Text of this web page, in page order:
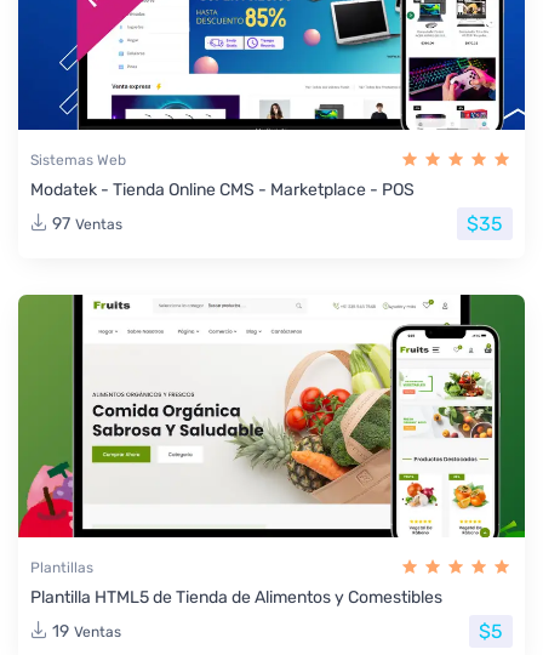
Sistemas Web
Modatek - Tienda Online CMS - Marketplace - POS
97 Ventas $35
Plantillas
Plantilla HTML5 de Tienda de Alimentos y Comestibles
19 Ventas $5